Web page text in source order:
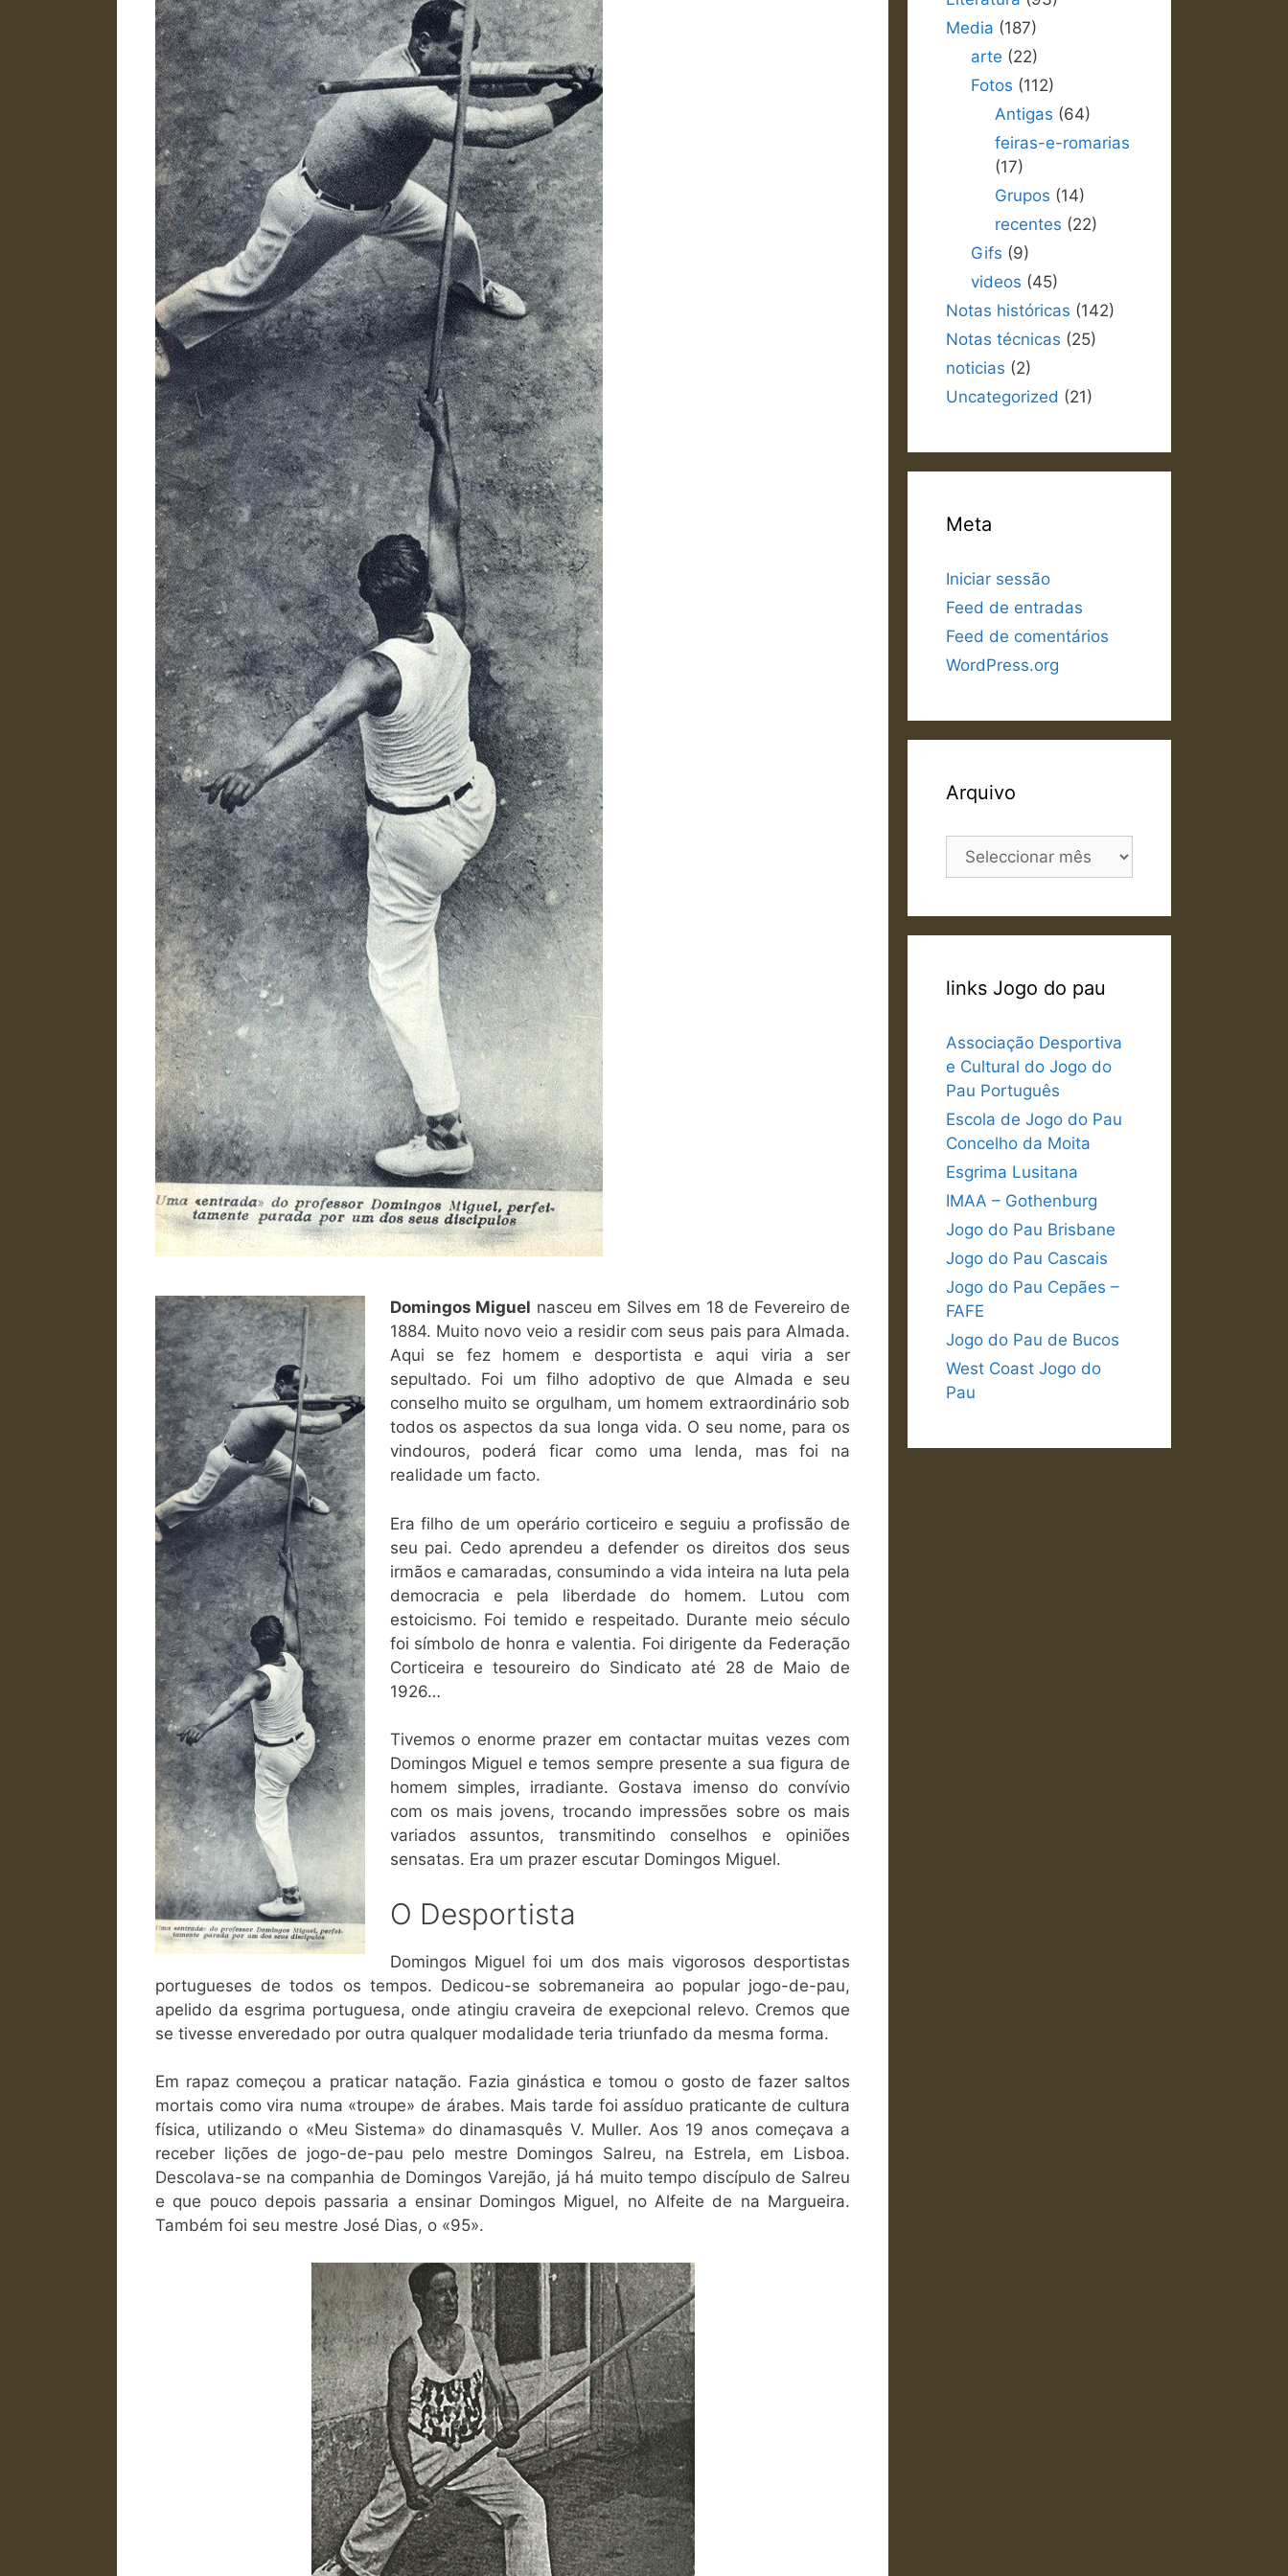
Domingos Miguel nasceu em Silves em 18 de Fevereiro de
1884. Muito novo veio a residir com seus pais para Almada.
Aqui se fez homem e desportista e aqui viria a ser
sepultado. Foi um filho adoptivo de que Almada e seu
conselho muito se orgulham, um homem extraordinário sob
todos os aspectos da sua longa vida. O seu nome, para os
vindouros, poderá ficar como uma lenda, mas foi na
realidade um facto.
Era filho de um operário corticeiro e seguiu a profissão de
seu pai. Cedo aprendeu a defender os direitos dos seus
irmãos e camaradas, consumindo a vida inteira na luta pela
democracia e pela liberdade do homem. Lutou com
estoicismo. Foi temido e respeitado. Durante meio século
foi símbolo de honra e valentia. Foi dirigente da Federação
Corticeira e tesoureiro do Sindicato até 28 de Maio de
1926…
Tivemos o enorme prazer em contactar muitas vezes com
Domingos Miguel e temos sempre presente a sua figura de
homem simples, irradiante. Gostava imenso do convívio
com os mais jovens, trocando impressões sobre os mais
variados assuntos, transmitindo conselhos e opiniões
sensatas. Era um prazer escutar Domingos Miguel.
O Desportista
Domingos Miguel foi um dos mais vigorosos desportistas
portugueses de todos os tempos. Dedicou-se sobremaneira ao popular jogo-de-pau,
apelido da esgrima portuguesa, onde atingiu craveira de exepcional relevo. Cremos que
se tivesse enveredado por outra qualquer modalidade teria triunfado da mesma forma.
Em rapaz começou a praticar natação. Fazia ginástica e tomou o gosto de fazer saltos
mortais como vira numa «troupe» de árabes. Mais tarde foi assíduo praticante de cultura
física, utilizando o «Meu Sistema» do dinamasquês V. Muller. Aos 19 anos começava a
receber lições de jogo-de-pau pelo mestre Domingos Salreu, na Estrela, em Lisboa.
Descolava-se na companhia de Domingos Varejão, já há muito tempo discípulo de Salreu
e que pouco depois passaria a ensinar Domingos Miguel, no Alfeite de na Margueira.
Também foi seu mestre José Dias, o «95».
Media (187)
arte (22)
Fotos (112)
Antigas (64)
feiras-e-romarias
(17)
Grupos (14)
recentes (22)
Gifs (9)
videos (45)
Notas históricas (142)
Notas técnicas (25)
noticias (2)
Uncategorized (21)
Meta
Iniciar sessão
Feed de entradas
Feed de comentários
WordPress.org
Arquivo
Arquivo
links Jogo do pau
Associação Desportiva
e Cultural do Jogo do
Pau Português
Escola de Jogo do Pau
Concelho da Moita
Esgrima Lusitana
IMAA – Gothenburg
Jogo do Pau Brisbane
Jogo do Pau Cascais
Jogo do Pau Cepães –
FAFE
Jogo do Pau de Bucos
West Coast Jogo do
Pau